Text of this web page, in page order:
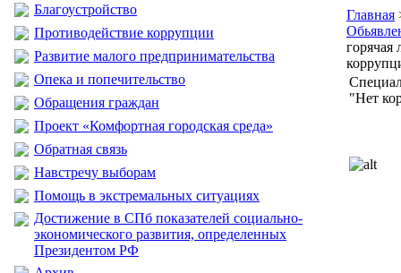
Благоустройство
Противодействие коррупции
Развитие малого предпринимательства
Опека и попечительство
Обращения граждан
Проект «Комфортная городская среда»
Обратная связь
Навстречу выборам
Помощь в экстремальных ситуациях
Достижение в СПб показателей социально-
экономического развития, определенных
Президентом РФ
Главная
горячая
"Нет